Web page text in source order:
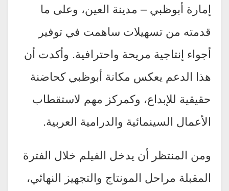
إمارة أبوظبي – مدينة العين، وعلى ما
قدمته من تسهيلات ساهمت في توفير
أجواء إنتاجية مريحة واحترافية. وأكدت أن
هذا الدعم يعكس مكانة أبوظبي كحاضنة
حقيقية للإبداع، وكمركز مهم لاستقطاب
الأعمال السينمائية والدرامية العربية.
ومن المنتظر أن يدخل الفيلم خلال الفترة
المقبلة مراحل المونتاج والتجهيز النهائي،